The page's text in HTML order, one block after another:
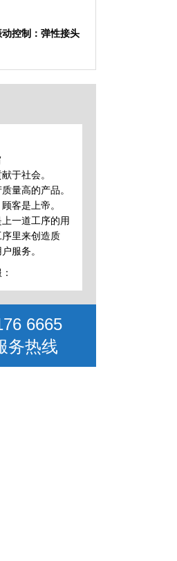
控制：弹性接头
于社会。
量高的产品。
客是上帝。
一道工序的用
序里来创造质
服务。
6665
务热线